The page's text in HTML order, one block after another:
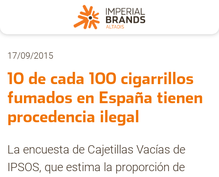
Nosotros
Secciones
Denuncia
Pregúntanos
17/09/2015
10 de cada 100 cigarrillos
fumados en España tienen
procedencia ilegal
La encuesta de Cajetillas Vacías de
IPSOS, que estima la proporción de